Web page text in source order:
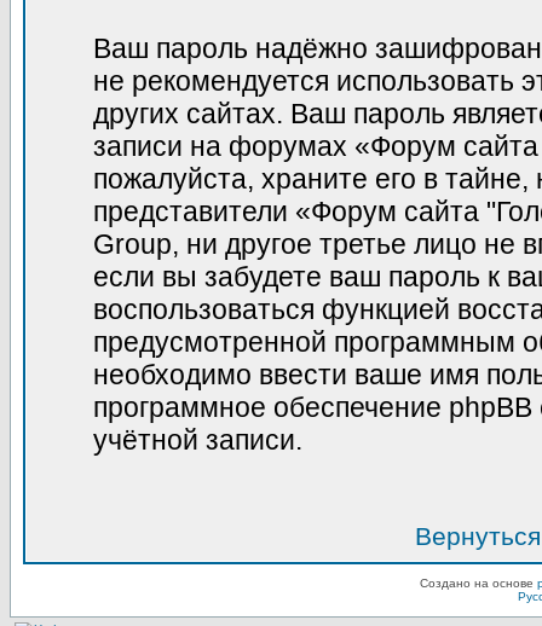
Ваш пароль надёжно
не рекомендуется использовать
других сайтах. Ваш пароль
записи на форумах «Форум сайта
пожалуйста, храните его в тайне,
представители «Форум сайта
Group, ни другое третье лицо не
если вы забудете ваш пароль к
воспользоваться функцией
предусмотренной программным
необходимо ввести ваше имя
программное обеспечение
учётной записи.
Создано на основе